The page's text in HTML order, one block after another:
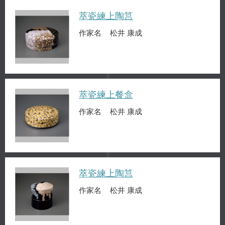
萃瓷練上陶筥
作家名 松井 康成
萃瓷練上餐盒
作家名 松井 康成
萃瓷練上陶筥
作家名 松井 康成